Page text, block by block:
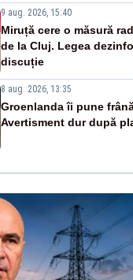
9 aug. 2026, 15:40
Miruță cere o măsură
de la Cluj. Legea
discuție
8 aug. 2026, 13:35
Groenlanda îi pune
Avertisment dur după